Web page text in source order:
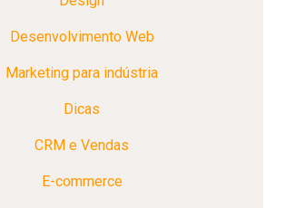
Desenvolvimento Web
Marketing para indústria
Dicas
CRM e Vendas
E-commerce